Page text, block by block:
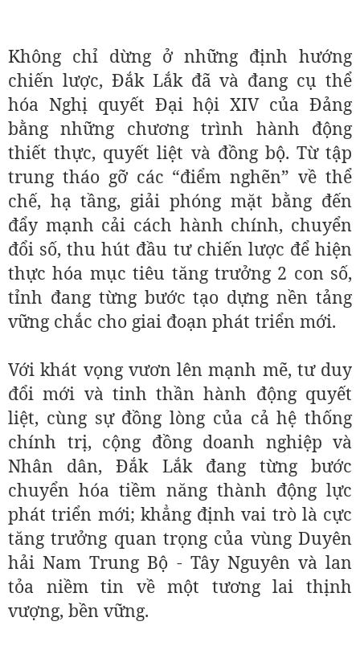
Không chỉ dừng ở những định hướng
chiến lược, Đắk Lắk đã và đang cụ thể
hóa Nghị quyết Đại hội XIV của Đảng
bằng những chương trình hành động
thiết thực, quyết liệt và đồng bộ. Từ tập
trung tháo gỡ các “điểm nghẽn” về thể
chế, hạ tầng, giải phóng mặt bằng đến
đẩy mạnh cải cách hành chính, chuyển
đổi số, thu hút đầu tư chiến lược để hiện
thực hóa mục tiêu tăng trưởng 2 con số,
tỉnh đang từng bước tạo dựng nền tảng
vững chắc cho giai đoạn phát triển mới.
Với khát vọng vươn lên mạnh mẽ, tư duy
đổi mới và tinh thần hành động quyết
liệt, cùng sự đồng lòng của cả hệ thống
chính trị, cộng đồng doanh nghiệp và
Nhân dân, Đắk Lắk đang từng bước
chuyển hóa tiềm năng thành động lực
phát triển mới; khẳng định vai trò là cực
tăng trưởng quan trọng của vùng Duyên
hải Nam Trung Bộ - Tây Nguyên và lan
tỏa niềm tin về một tương lai thịnh
vượng, bền vững.